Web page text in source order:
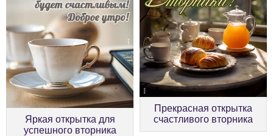
Яркая открытка для
успешного вторника
Прекрасная открытка
счастливого вторника